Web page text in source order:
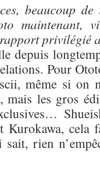
beaucoup
maintenant,
privilégié
depuis
Pour
même si on
mais les gros
Kurokawa, cela
rien